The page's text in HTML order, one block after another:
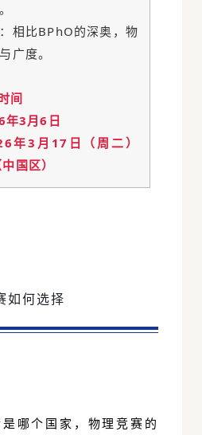
相比BPhO的深奥，物
广度。
间
年3月6日
年3月17日（周二）
国区）
如何选择
哪个国家，物理竞赛的